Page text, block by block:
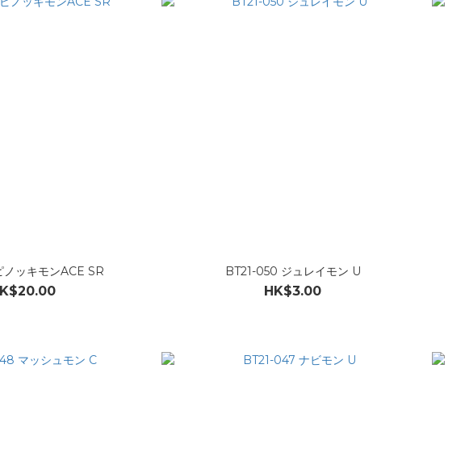
ノッキモンACE SR BT21-050 ジュレイモン U
HK$3.00